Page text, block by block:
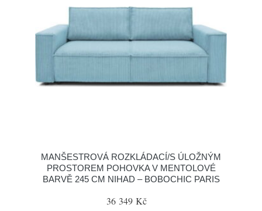
MANŠESTROVÁ ROZKLÁDACÍ/S ÚLOŽNÝM
PROSTOREM POHOVKA V MENTOLOVÉ
BARVĚ 245 CM NIHAD – BOBOCHIC PARIS
36 349 Kč